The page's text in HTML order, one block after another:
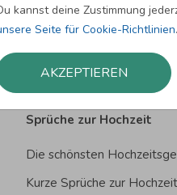
kannst deine Zustimmung
Seite für Cookie-Richtlinien.
AKZEPTIEREN
Sprüche zur Hochzeit
Die schönsten
Kurze Sprüche zur Hochzeit